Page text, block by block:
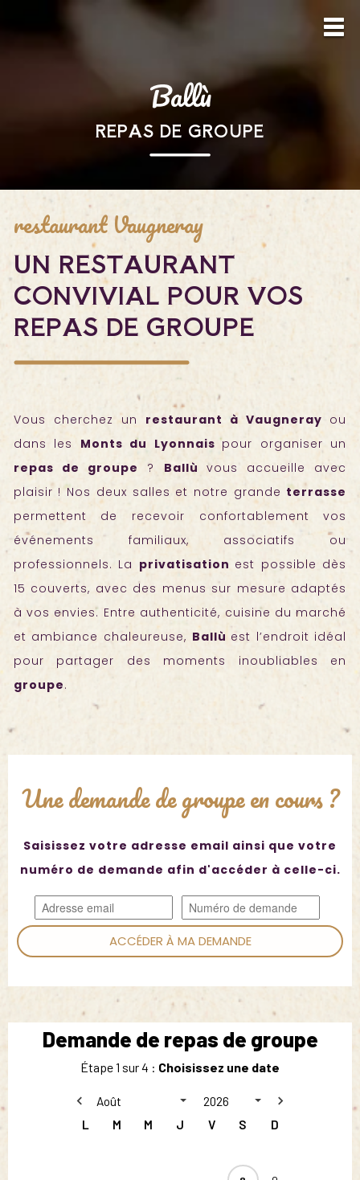
REPAS DE GROUPE
restaurant Vaugneray
UN RESTAURANT
CONVIVIAL POUR VOS
REPAS DE GROUPE
Vous cherchez un restaurant à Vaugneray ou
dans les Monts du Lyonnaispour organiser un
repas de groupe
? Ballù vous accueille avec
plaisir ! Nos deux salles et notre grande terrasse
permettent de recevoir confortablement vos
événements familiaux, associatifs ou
professionnels. La privatisation est possible dès
15 couverts, avec des menus sur mesure adaptés
à vos envies. Entre authenticité, cuisine du marché
et ambiance chaleureuse, Ballù est l’endroit idéal
pour partager des moments inoubliables en
groupe.
Une demande de groupe en cours ?
Saisissez votre adresse email ainsi que votre
numéro de demande afin d'accéder à celle-ci.
ACCÉDER À MA DEMANDE